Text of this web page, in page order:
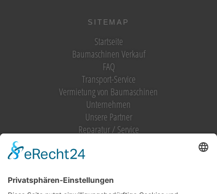
SITEMAP
Startseite
Baumaschinen Verkauf
FAQ
Transport-Service
Vermietung von Baumaschinen
Unternehmen
Unsere Partner
Reparatur / Service
Vermietung (alles)